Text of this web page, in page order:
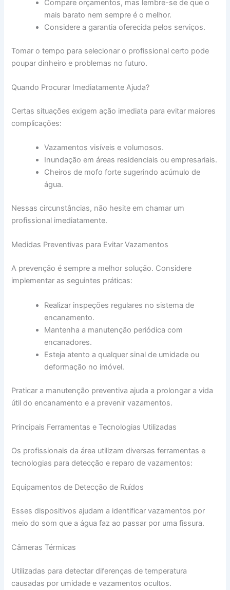
Compare orçamentos, mas lembre-se de que o
mais barato nem sempre é o melhor.
Considere a garantia oferecida pelos serviços.
Tomar o tempo para selecionar o profissional certo pode
poupar dinheiro e problemas no futuro.
Quando Procurar Imediatamente Ajuda?
Certas situações exigem ação imediata para evitar maiores
complicações:
Vazamentos visíveis e volumosos.
Inundação em áreas residenciais ou empresariais.
Cheiros de mofo forte sugerindo acúmulo de
água.
Nessas circunstâncias, não hesite em chamar um
profissional imediatamente.
Medidas Preventivas para Evitar Vazamentos
A prevenção é sempre a melhor solução. Considere
implementar as seguintes práticas:
Realizar inspeções regulares no sistema de
encanamento.
Mantenha a manutenção periódica com
encanadores.
Esteja atento a qualquer sinal de umidade ou
deformação no imóvel.
Praticar a manutenção preventiva ajuda a prolongar a vida
útil do encanamento e a prevenir vazamentos.
Principais Ferramentas e Tecnologias Utilizadas
Os profissionais da área utilizam diversas ferramentas e
tecnologias para detecção e reparo de vazamentos:
Equipamentos de Detecção de Ruídos
Esses dispositivos ajudam a identificar vazamentos por
meio do som que a água faz ao passar por uma fissura.
Câmeras Térmicas
Utilizadas para detectar diferenças de temperatura
causadas por umidade e vazamentos ocultos.